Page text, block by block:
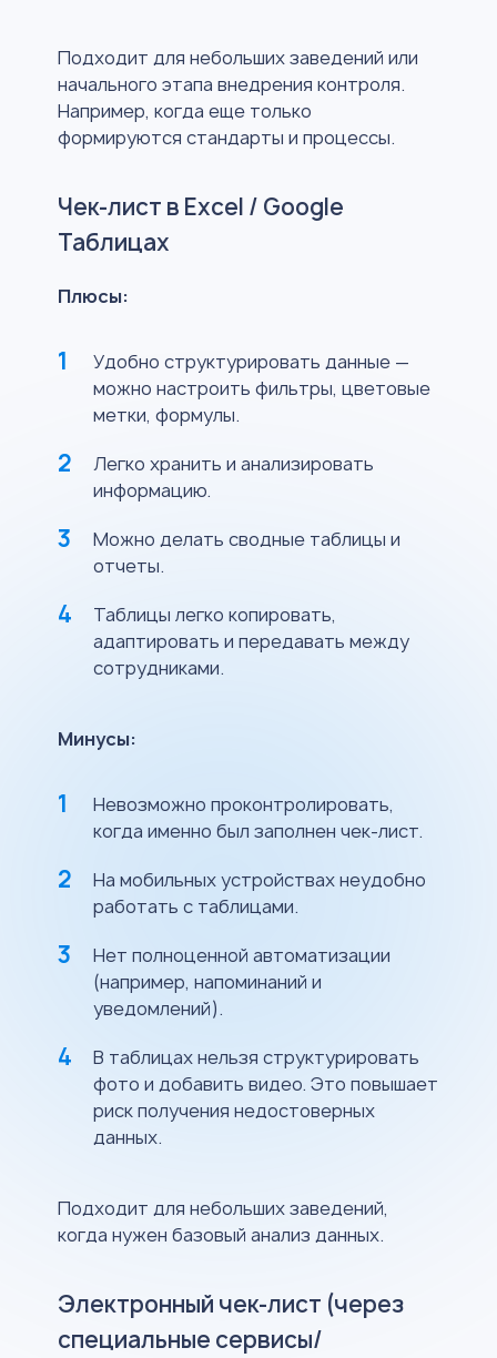
Подходит для небольших заведений или
начального этапа внедрения контроля.
Например, когда еще только
формируются стандарты и процессы.
Чек-лист в Excel / Google
Таблицах
Плюсы:
Удобно структурировать данные —
можно настроить фильтры, цветовые
метки, формулы.
Легко хранить и анализировать
информацию.
Можно делать сводные таблицы и
отчеты.
Таблицы легко копировать,
адаптировать и передавать между
сотрудниками.
Минусы:
Невозможно проконтролировать,
когда именно был заполнен чек-лист.
На мобильных устройствах неудобно
работать с таблицами.
Нет полноценной автоматизации
(например, напоминаний и
уведомлений).
В таблицах нельзя структурировать
фото и добавить видео. Это повышает
риск получения недостоверных
данных.
Подходит для небольших заведений,
когда нужен базовый анализ данных.
Электронный чек-лист (через
специальные сервисы/